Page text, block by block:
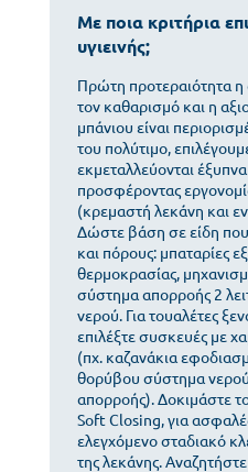
Με ποια κριτήρια
υγιεινής;
Πρώτη προτεραιότητα
τον καθαρισμό και η
μπάνιου είναι
του πολύτιμο,
εκμεταλλεύονται
προσφέροντας
(κρεμαστή λεκάνη και
Δώστε βάση σε είδη
και πόρους: μπαταρίες
θερμοκρασίας,
σύστημα απορροής 2
νερού. Για τουαλέτες
επιλέξτε συσκευές με
(πχ. καζανάκια
θορύβου σύστημα
απορροής). Δοκιμάστε
Soft Closing, για
ελεγχόμενο σταδιακό
της λεκάνης.